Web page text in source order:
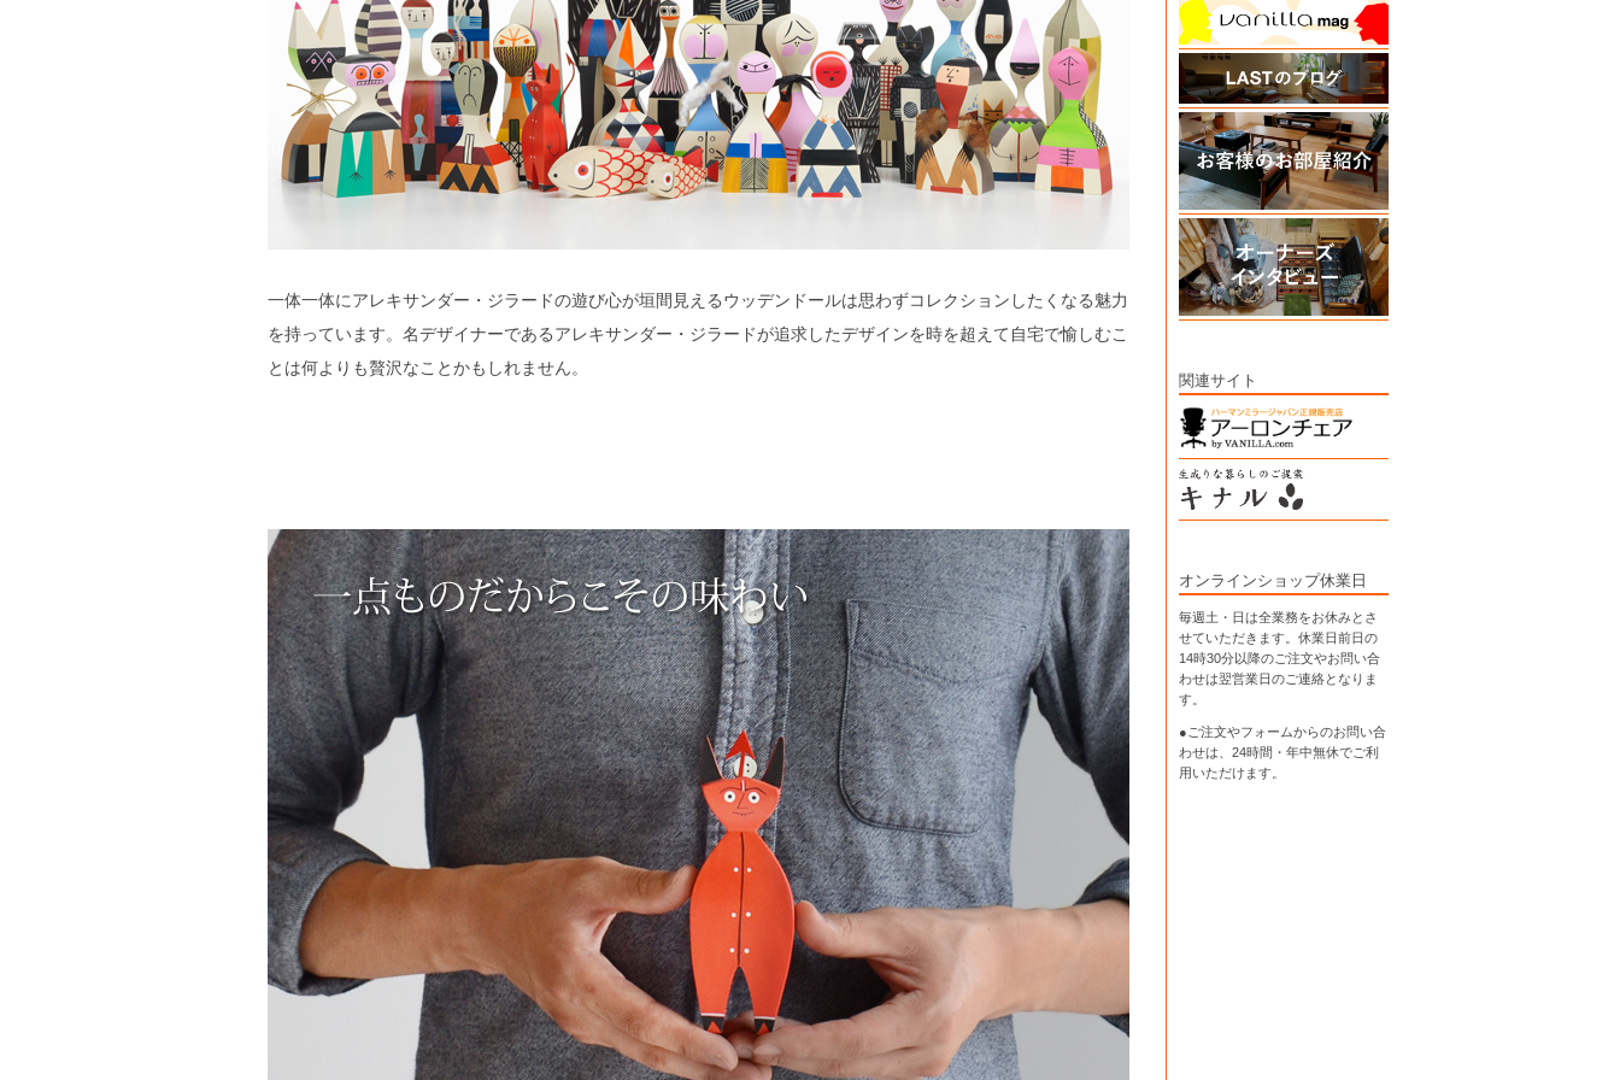
一体一体にアレキサンダー・ジラードの遊び心が垣間見えるウッデンドールは思わずコレクションしたくなる魅力
を持っています。名デザイナーであるアレキサンダー・ジラードが追求したデザインを時を超えて自宅で愉しむこ
とは何よりも贅沢なことかもしれません。
関連サイト
オンラインショップ休業日
毎週土・日は全業務をお休みとさ
せていただきます。休業日前日の
14時30分以降のご注文やお問い合
わせは翌営業日のご連絡となりま
す。
●ご注文やフォームからのお問い合
わせは、 24時間・年中無休でご利
用いただけます。